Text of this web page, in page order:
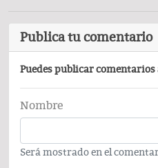
Publica tu comentario
Puedes publicar
Nombre
Será mostrado en el